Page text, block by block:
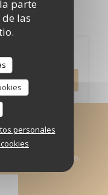
parte
las
personales
día*
comunicaciones
correo electrónico.